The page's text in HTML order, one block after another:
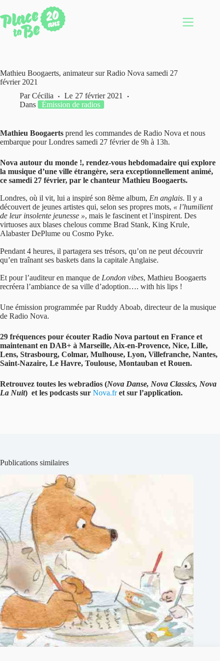
au
contenu
Mathieu Boogaerts, animateur sur Radio Nova samedi 27
février 2021
Par Cécilia Le 27 février 2021
Dans
Émission de radios
Mathieu Boogaerts prend les commandes de Radio Nova et nous
embarque pour Londres samedi 27 février de 9h à 13h.
Nova autour du monde !, rendez-vous hebdomadaire qui explore
la musique d’une ville étrangère, sera exceptionnellement animé,
ce samedi 27 février, par le chanteur Mathieu Boogaerts.
Londres, où il vit, lui a inspiré son 8ème album, En anglais. Il y a
découvert de jeunes artistes qui, selon ses propres mots, « l’humilient
de leur insolente jeunesse », mais le fascinent et l’inspirent. Des
virtuoses aux blases chelous comme Brad Stank, King Krule,
Alabaster DePlume ou Cosmo Pyke.
Pendant 4 heures, il partagera ses trésors, qu’on ne peut découvrir
qu’en traînant ses baskets dans la capitale Anglaise.
Et pour l’auditeur en manque de London vibes, Mathieu Boogaerts
recréera l’ambiance de sa ville d’adoption…. with his lips !
Une émission programmée par Ruddy Aboab, directeur de la musique
de Radio Nova.
29 fréquences pour écouter Radio Nova partout en France et
maintenant en DAB+ à Marseille, Aix-en-Provence, Nice, Lille,
Lens, Strasbourg, Colmar, Mulhouse, Lyon, Villefranche, Nantes,
Saint-Nazaire, Le Havre, Toulouse, Montauban et Rouen.
Retrouvez toutes les webradios (Nova Danse, Nova Classics, Nova
La Nuit) et les podcasts sur Nova.fret sur l’application.
Publications similaires